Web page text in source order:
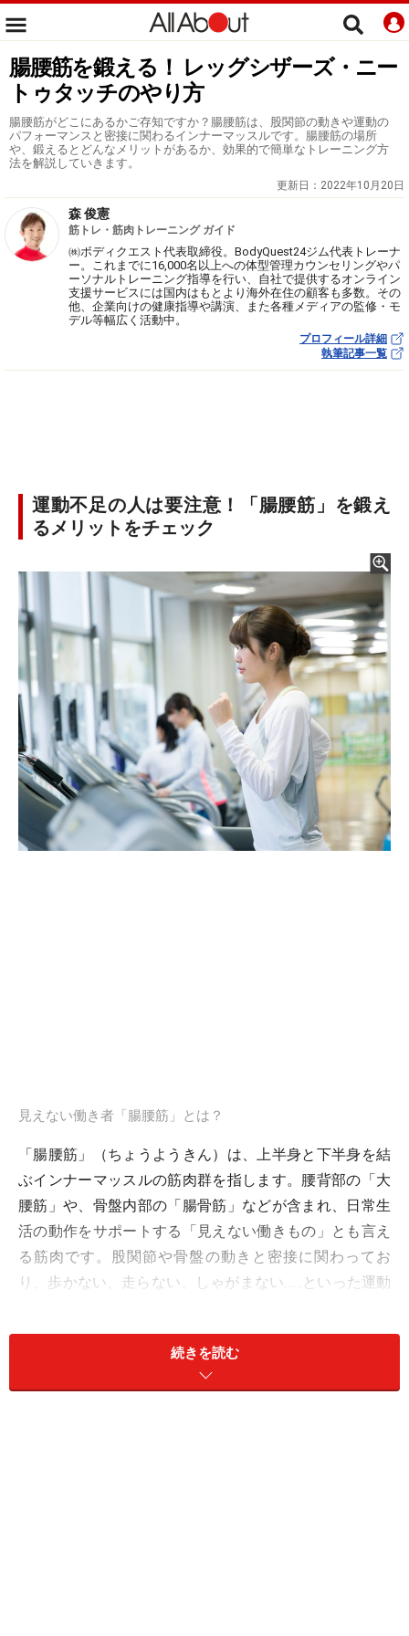
腸腰筋を鍛える！ レッグシザーズ・ニー
トゥタッチのやり方
腸腰筋がどこにあるかご存知ですか？腸腰筋は、股関節の動きや運動の
パフォーマンスと密接に関わるインナーマッスルです。腸腰筋の場所
や、鍛えるとどんなメリットがあるか、効果的で簡単なトレーニング方
法を解説していきます。
更新日： 2022年10月20日
森 俊憲
筋トレ・筋肉トレーニング ガイド
㈱ボディクエスト代表取締役。BodyQuest24ジム代表トレーナ
ー。これまでに16,000名以上への体型管理カウンセリングやパ
ーソナルトレーニング指導を行い、自社で提供するオンライン
支援サービスには国内はもとより海外在住の顧客も多数。その
他、企業向けの健康指導や講演、また各種メディアの監修・モ
デル等幅広く活動中。
プロフィール詳細
執筆記事一覧
運動不足の人は要注意！「腸腰筋」を鍛え
るメリットをチェック
見えない働き者「腸腰筋」とは？
「腸腰筋」（ちょうようきん）は、上半身と下半身を結
ぶインナーマッスルの筋肉群を指します。腰背部の「大
腰筋」や、骨盤内部の「腸骨筋」などが含まれ、日常生
活の動作をサポートする「見えない働きもの」とも言え
る筋肉です。股関節や骨盤の動きと密接に関わってお
り、歩かない、走らない、しゃがまない……といった運動
す。
腸腰筋が衰えるということは、日常生活のあらゆる活動
続きを読む